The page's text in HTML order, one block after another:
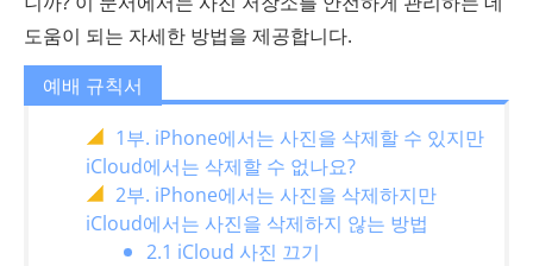
도움이 되는 자세한 방법을 제공합니다.
예배 규칙서
1부. iPhone에서는 사진을 삭제할 수 있지만
iCloud에서는 삭제할 수 없나요?
2부. iPhone에서는 사진을 삭제하지만
iCloud에서는 사진을 삭제하지 않는 방법
2.1 iCloud 사진 끄기